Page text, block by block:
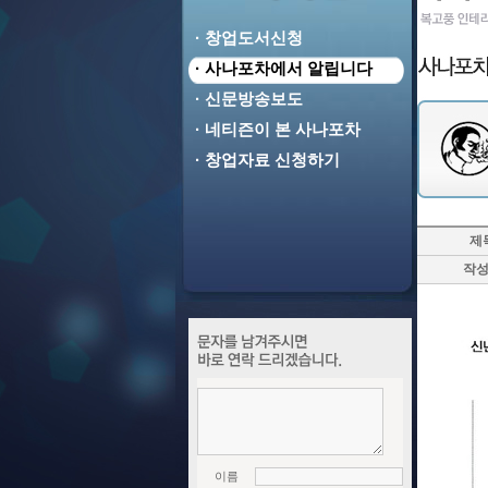
· 창업도서신청
· 사나포차에서 알립니다
· 신문방송보도
· 네티즌이 본 사나포차
· 창업자료 신청하기
이름
제
작